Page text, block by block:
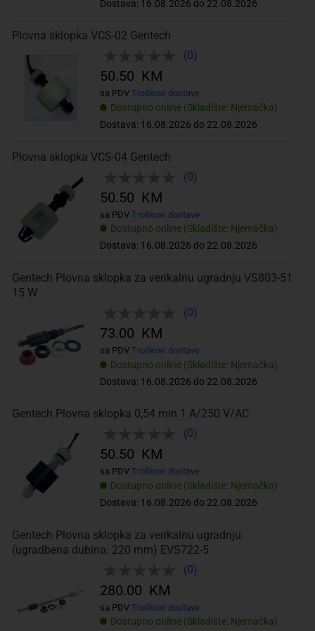
Dostava: 16.08.2026 do 22.08.2026
Plovna sklopka VCS-02 Gentech
(0)
Dostupno online (Skladište: Njemačka)
Dostava: 16.08.2026 do 22.08.2026
50.50 KM
sa PDV Troškovi dostave
Plovna sklopka VCS-04 Gentech
(0)
Dostupno online (Skladište: Njemačka)
Dostava: 16.08.2026 do 22.08.2026
50.50 KM
sa PDV Troškovi dostave
Gentech Plovna sklopka za verikalnu ugradnju VS803-51
15 W
(0)
Dostupno online (Skladište: Njemačka)
Dostava: 16.08.2026 do 22.08.2026
73.00 KM
sa PDV Troškovi dostave
Gentech Plovna sklopka 0,54 min 1 A/250 V/AC
(0)
Dostupno online (Skladište: Njemačka)
Dostava: 16.08.2026 do 22.08.2026
50.50 KM
sa PDV Troškovi dostave
Gentech Plovna sklopka za verikalnu ugradnju
(ugradbena dubina: 220 mm) EVS722-5
(0)
Dostupno online (Skladište: Njemačka)
280.00 KM
sa PDV Troškovi dostave